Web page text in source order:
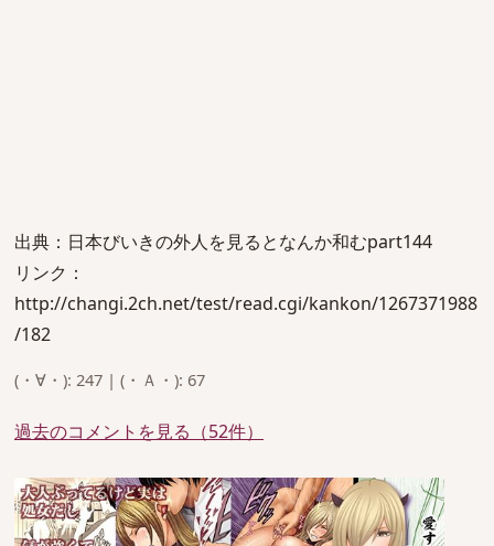
出典：日本びいきの外人を見るとなんか和むpart144
リンク：
http://changi.2ch.net/test/read.cgi/kankon/1267371988
/182
(・∀・): 247 | (・Ａ・): 67
過去のコメントを見る（52件）